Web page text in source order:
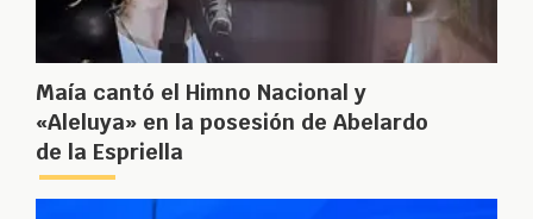
Maía cantó el Himno Nacional y
«Aleluya» en la posesión de Abelardo
de la Espriella